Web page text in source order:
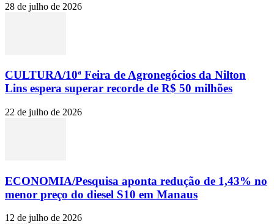
28 de julho de 2026
CULTURA/10ª Feira de Agronegócios da Nilton
Lins espera superar recorde de R$ 50 milhões
22 de julho de 2026
ECONOMIA/Pesquisa aponta redução de 1,43% no
menor preço do diesel S10 em Manaus
12 de julho de 2026